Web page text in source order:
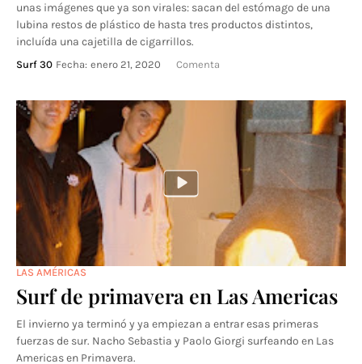
unas imágenes que ya son virales: sacan del estómago de una
lubina restos de plástico de hasta tres productos distintos,
incluída una cajetilla de cigarrillos.
Surf 30 Fecha: enero 21, 2020 Comenta
LAS AMÉRICAS
Surf de primavera en Las Americas
El invierno ya terminó y ya empiezan a entrar esas primeras
fuerzas de sur. Nacho Sebastia y Paolo Giorgi surfeando en Las
Americas en Primavera.